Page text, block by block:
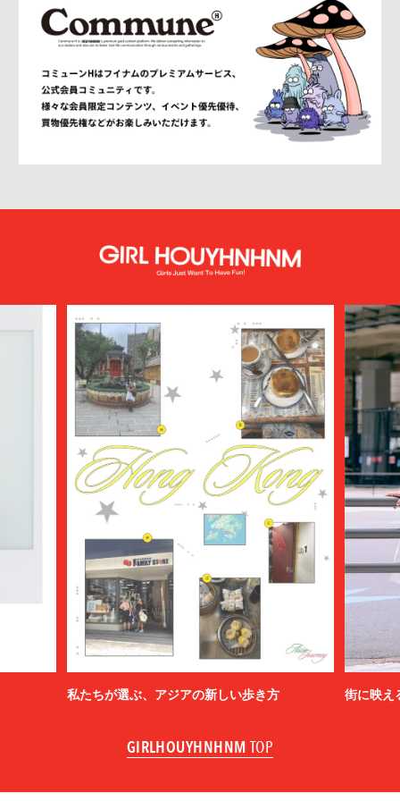
私たちが選ぶ、アジアの新しい歩き方 街に映え
GIRLHOUYHNHNM TOP